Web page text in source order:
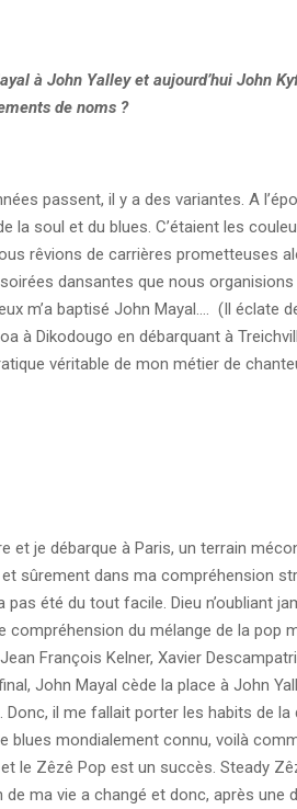
à John Yalley et aujourd’hui John
de noms ?
passent, il y a des variantes. A
la soul et du blues. C’étaient les
rêvions de carrières prometteuses
dansantes que nous
m’a baptisé John Mayal…. (Il éclate
à Dikodougo en débarquant à
véritable de mon métier de
et je débarque à Paris, un terrain
sûrement dans ma compréhension
pas été du tout facile. Dieu n’oubliant
compréhension du mélange de la pop
François Kelner, Xavier
John Mayal cède la place à John
il me fallait porter les habits de la
blues mondialement connu, voilà
le Zêzê Pop est un succès. Steady
ma vie a changé et donc, après une